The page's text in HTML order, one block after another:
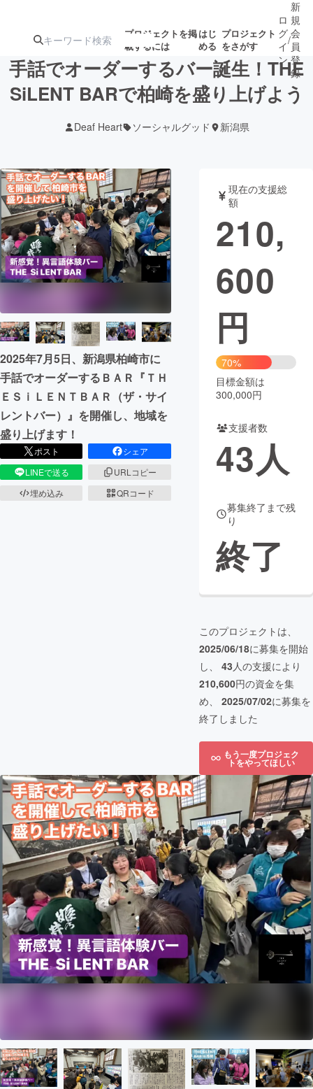
プロジェクトを掲
載するには
はじ
める
プロジェクト
をさがす
ターン
ジェクト
募集終了が近いプ
ロジェクト
アート・写真 音楽
テクノロジー・ガジェット ゲーム・サ
映像・映画
まちづくり・地域活性化
CAMPFIRE for Social Good
CAMPFIRE Creation
CAMPFIREふるさと納税 machi-ya コミュニティ
ロ
グ
イ
ン
/
新
規
会
員
登
録
手話でオーダーするバー誕生！THE
SiLENT BARで柏崎を盛り上げよう
Deaf Heart ソーシャルグッド 新潟県
2025年7月5日、新潟県柏崎市に
手話でオーダーするＢＡＲ『ＴＨ
ＥＳｉＬＥＮＴＢＡＲ（ザ・サイ
レントバー）』を開催し、地域を
盛り上げます！
ポスト
シェア
LINEで送る
URLコピー
埋め込み
QRコード
現在の支援総
額
210,
600
円
70%
目標金額は
300,000円
支援者数
43人
募集終了まで残
り
終了
このプロジェクトは、
2025/06/18に募集を開始
し、 43人の支援により
210,600円の資金を集
め、 2025/07/02に募集を
終了しました
もう一度プロジェク
トをやってほしい